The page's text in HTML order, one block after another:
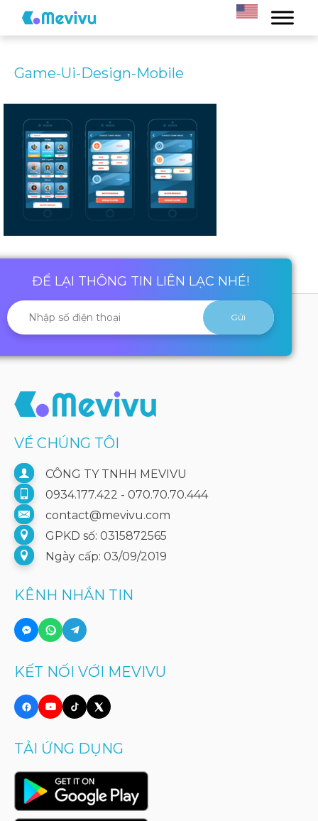
Game-Ui-Design-Mobile
ĐỂ LẠI THÔNG TIN LIÊN LẠC NHÉ!
VỀ CHÚNG TÔI
CÔNG TY TNHH MEVIVU
0934.177.422 - 070.70.70.444
contact@mevivu.com
GPKD số: 0315872565
Ngày cấp: 03/09/2019
KÊNH NHẮN TIN
KẾT NỐI VỚI MEVIVU
TẢI ỨNG DỤNG